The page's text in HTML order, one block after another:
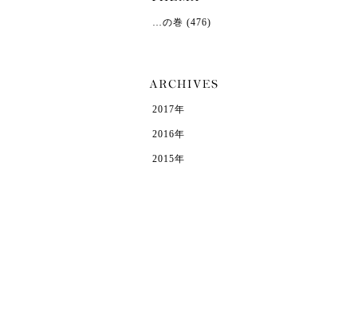
…の巻 (476)
2017年
2016年
2015年